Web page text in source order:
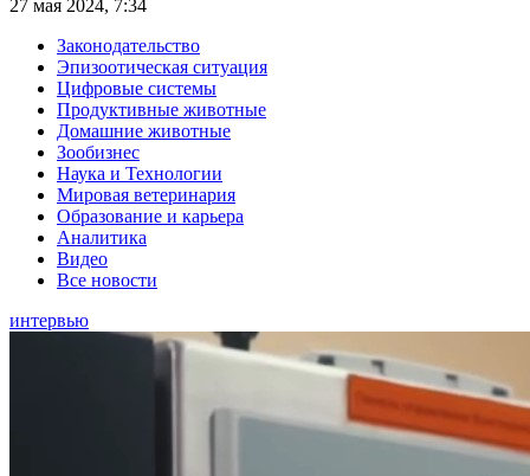
27 мая 2024, 7:34
Законодательство
Эпизоотическая ситуация
Цифровые системы
Продуктивные животные
Домашние животные
Зообизнес
Наука и Технологии
Мировая ветеринария
Образование и карьера
Аналитика
Видео
Все новости
интервью